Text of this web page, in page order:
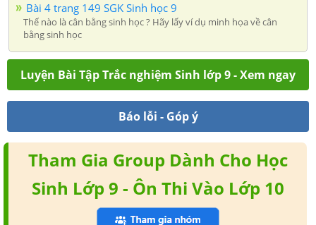
Bài 4 trang 149 SGK Sinh học 9
Thế nào là cân bằng sinh học ? Hãy lấy ví dụ minh họa về cân
bằng sinh học
Luyện Bài Tập Trắc nghiệm Sinh lớp 9 - Xem ngay
Báo lỗi - Góp ý
Tham Gia Group Dành Cho Học
Sinh Lớp 9 - Ôn Thi Vào Lớp 10